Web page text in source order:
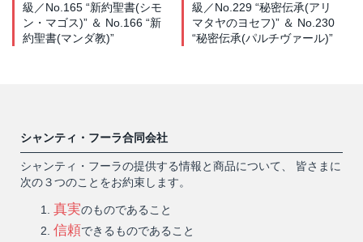
級／No.165 “新約聖書(シモ
ン・マゴス)” ＆ No.166 “新
約聖書(マンダ教)”
級／No.229 “秘密伝承(アリ
マタヤのヨセフ)” ＆ No.230
“秘密伝承(パルチヴァール)”
シャンティ・フーラ合同会社
シャンティ・フーラの提供する情報と商品について、 皆さまに
次の３つのことをお約束します。
真実のものであること
信頼できるものであること